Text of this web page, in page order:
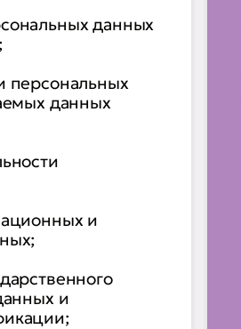
данных
персональных
данных
и
и